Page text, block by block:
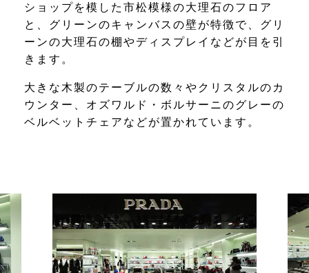
ショップを模した市松模様の大理石のフロア
と、グリーンのキャンバスの壁が特徴で、グリ
ーンの大理石の棚やディスプレイなどが目を引
きます。
大きな木製のテーブルの数々やクリスタルのカ
ウンター、オズワルド・ボルサーニのグレーの
ベルベットチェアなどが置かれています。